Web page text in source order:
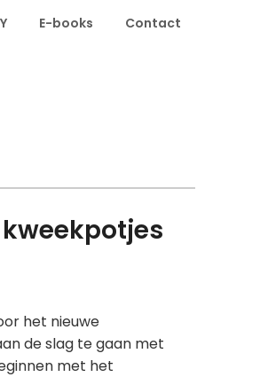
E-books Contact
het nieuwe
de slag te gaan met
met het